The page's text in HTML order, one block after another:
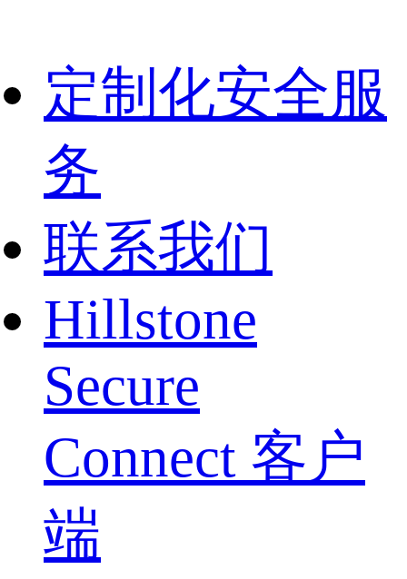
定制化安全服
务
联系我们
Hillstone
Secure
Connect 客户
端